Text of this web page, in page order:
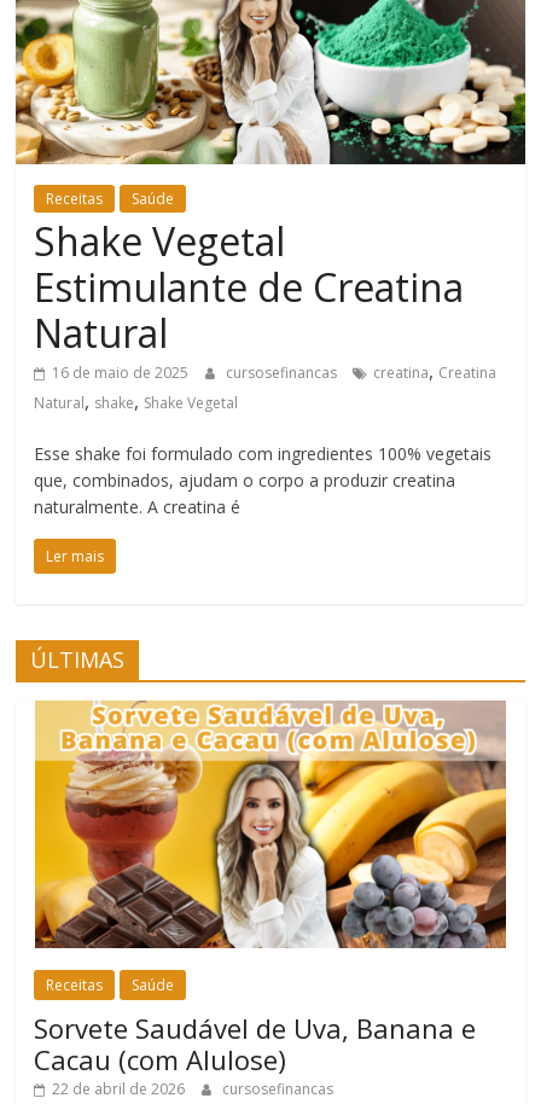
Estar
Receitas Saúde
Shake Vegetal
Estimulante de Creatina
Natural
16 de maio de 2025 cursosefinancas creatina, Creatina
Natural, shake, Shake Vegetal
Esse shake foi formulado com ingredientes 100% vegetais
que, combinados, ajudam o corpo a produzir creatina
naturalmente. A creatina é
Ler mais
ÚLTIMAS
Receitas Saúde
Sorvete Saudável de Uva, Banana e
Cacau (com Alulose)
22 de abril de 2026 cursosefinancas